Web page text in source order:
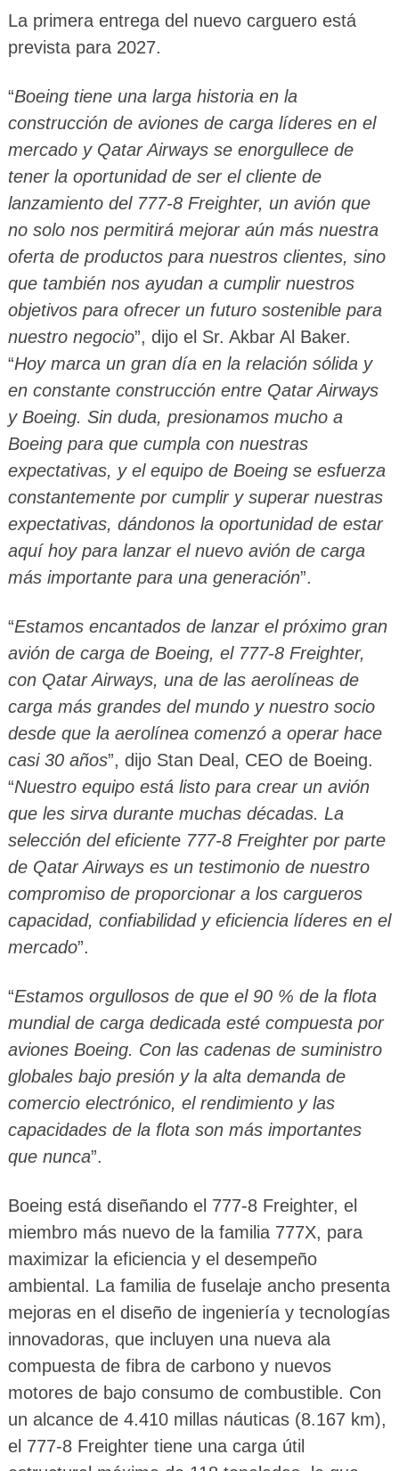
La primera entrega del nuevo carguero está
prevista para 2027.
“Boeing tiene una larga historia en la
construcción de aviones de carga líderes en el
mercado y Qatar Airways se enorgullece de
tener la oportunidad de ser el cliente de
lanzamiento del 777-8 Freighter, un avión que
no solo nos permitirá mejorar aún más nuestra
oferta de productos para nuestros clientes, sino
que también nos ayudan a cumplir nuestros
objetivos para ofrecer un futuro sostenible para
nuestro negocio”, dijo el Sr. Akbar Al Baker.
“Hoy marca un gran día en la relación sólida y
en constante construcción entre Qatar Airways
y Boeing. Sin duda, presionamos mucho a
Boeing para que cumpla con nuestras
expectativas, y el equipo de Boeing se esfuerza
constantemente por cumplir y superar nuestras
expectativas, dándonos la oportunidad de estar
aquí hoy para lanzar el nuevo avión de carga
más importante para una generación”.
“Estamos encantados de lanzar el próximo gran
avión de carga de Boeing, el 777-8 Freighter,
con Qatar Airways, una de las aerolíneas de
carga más grandes del mundo y nuestro socio
desde que la aerolínea comenzó a operar hace
casi 30 años”, dijo Stan Deal, CEO de Boeing.
“Nuestro equipo está listo para crear un avión
que les sirva durante muchas décadas. La
selección del eficiente 777-8 Freighter por parte
de Qatar Airways es un testimonio de nuestro
compromiso de proporcionar a los cargueros
capacidad, confiabilidad y eficiencia líderes en el
mercado”.
“Estamos orgullosos de que el 90 % de la flota
mundial de carga dedicada esté compuesta por
aviones Boeing. Con las cadenas de suministro
globales bajo presión y la alta demanda de
comercio electrónico, el rendimiento y las
capacidades de la flota son más importantes
que nunca”.
Boeing está diseñando el 777-8 Freighter, el
miembro más nuevo de la familia 777X, para
maximizar la eficiencia y el desempeño
ambiental. La familia de fuselaje ancho presenta
mejoras en el diseño de ingeniería y tecnologías
innovadoras, que incluyen una nueva ala
compuesta de fibra de carbono y nuevos
motores de bajo consumo de combustible. Con
un alcance de 4.410 millas náuticas (8.167 km),
el 777-8 Freighter tiene una carga útil